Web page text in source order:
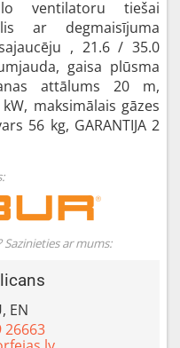
ventilatoru tiešai
ar degmaisījuma
, 21.6 / 35.0
gaisa plūsma
attālums 20 m,
maksimālais gāzes
56 kg, GARANTIJA 2
Sazinieties ar mums:
EN
26663